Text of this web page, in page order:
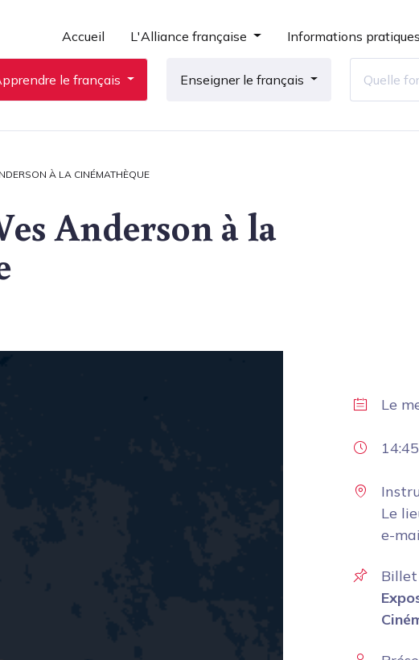
Accueil L'Alliance française Informations pratiques
le français Enseigner le français
À LA CINÉMATHÈQUE
Anderson à la
Le
14:45
Le
e-
Billet